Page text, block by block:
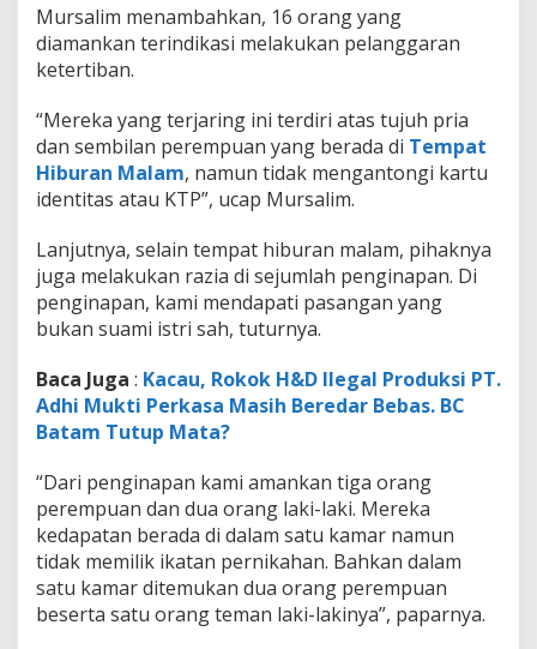
o
t
a
d
a
g
Mursalim menambahkan, 16 orang yang
diamankan terindikasi melakukan pelanggaran
ketertiban.
“Mereka yang terjaring ini terdiri atas tujuh pria
dan sembilan perempuan yang berada di Tempat
Hiburan Malam, namun tidak mengantongi kartu
identitas atau KTP”, ucap Mursalim.
Lanjutnya, selain tempat hiburan malam, pihaknya
juga melakukan razia di sejumlah penginapan. Di
penginapan, kami mendapati pasangan yang
bukan suami istri sah, tuturnya.
Baca Juga : Kacau, Rokok H&D Ilegal Produksi PT.
Adhi Mukti Perkasa Masih Beredar Bebas. BC
Batam Tutup Mata?
“Dari penginapan kami amankan tiga orang
perempuan dan dua orang laki-laki. Mereka
kedapatan berada di dalam satu kamar namun
tidak memilik ikatan pernikahan. Bahkan dalam
satu kamar ditemukan dua orang perempuan
beserta satu orang teman laki-lakinya”, paparnya.